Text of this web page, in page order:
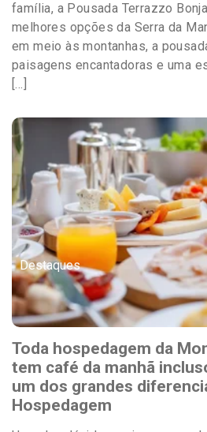
família, a Pousada Terrazzo
melhores opções da Serra da
em meio às montanhas, a
paisagens encantadoras e uma
[…]
Destaques
Toda hospedagem da
tem café da manhã
um dos grandes
Hospedagem